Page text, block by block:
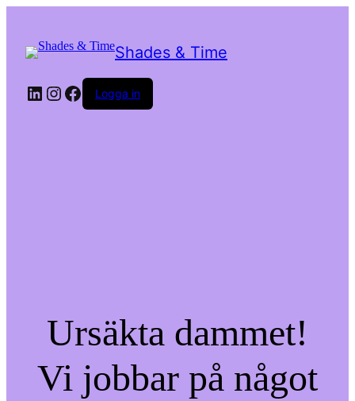
Shades & Time
LinkedIn
Instagram
Facebook
Logga in
Ursäkta dammet!
Vi jobbar på något